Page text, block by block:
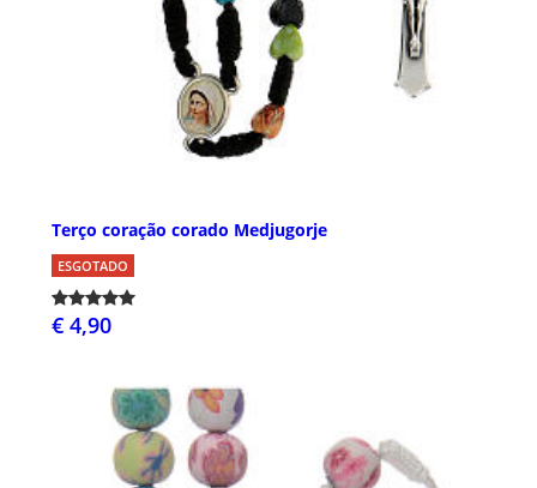
Terço coração corado Medjugorje
ESGOTADO
€ 4,90